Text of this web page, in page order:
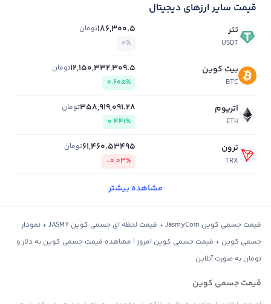
قیمت سایر ارزهای دیجیتال
تتر
USDT
186,300.5تومان
0%
بیت کوین
BTC
12,150,332,309.5تومان
0.605%
اتریوم
ETH
358,919,091.28تومان
0.441%
ترون
TRX
61,460.53495تومان
-0.03%
مشاهده بیشتر
قیمت جسمی کوین JasmyCoin + قیمت لحظه ای جسمی کوین JASMY + نمودار
جسمی کوین + قیمت جسمی کوین امروز | مشاهده قیمت جسمی کوین به دلار و
تومان به صورت آنلاین
قیمت جسمی کوین